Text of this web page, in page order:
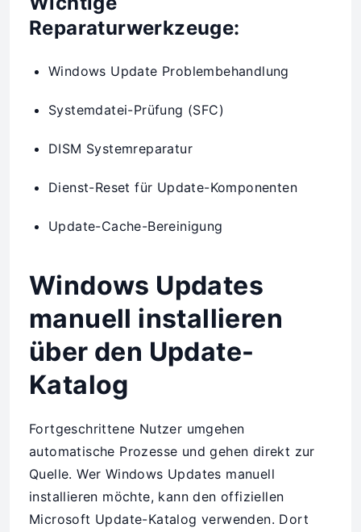
Reparaturwerkzeuge:
Windows Update Problembehandlung
Systemdatei-Prüfung (SFC)
DISM Systemreparatur
Dienst-Reset für Update-Komponenten
Update-Cache-Bereinigung
Windows Updates
manuell installieren
über den Update-
Katalog
Fortgeschrittene Nutzer umgehen
automatische Prozesse und gehen direkt zur
Quelle. Wer Windows Updates manuell
installieren möchte, kann den offiziellen
Microsoft Update-Katalog verwenden. Dort